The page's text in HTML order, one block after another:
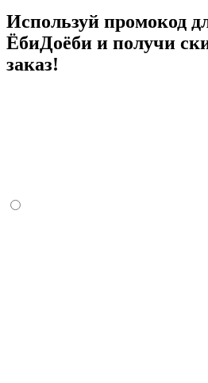
Используй промокод
ЁбиДоёби и получи
заказ!